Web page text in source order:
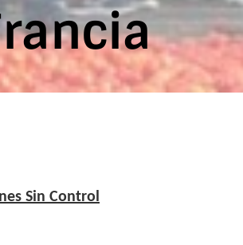
Sin Control